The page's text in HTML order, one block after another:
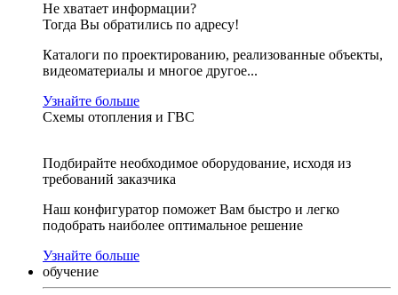
Не хватает информации?
Тогда Вы обратились по адресу!
Каталоги по проектированию, реализованные объекты,
видеоматериалы и многое другое...
Узнайте больше
Схемы отопления и ГВС
Подбирайте необходимое оборудование, исходя из
требований заказчика
Наш конфигуратор поможет Вам быстро и легко
подобрать наиболее оптимальное решение
Узнайте больше
обучение